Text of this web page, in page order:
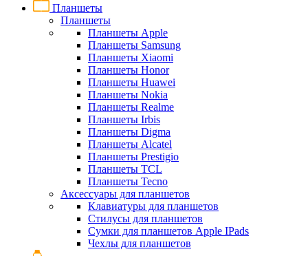
Планшеты
Планшеты
Планшеты Apple
Планшеты Samsung
Планшеты Xiaomi
Планшеты Honor
Планшеты Huawei
Планшеты Nokia
Планшеты Realme
Планшеты Irbis
Планшеты Digma
Планшеты Alcatel
Планшеты Prestigio
Планшеты TCL
Планшеты Tecno
Аксессуары для планшетов
Клавиатуры для планшетов
Стилусы для планшетов
Сумки для планшетов Apple IPads
Чехлы для планшетов